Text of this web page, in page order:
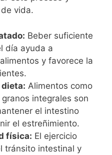
vida.
Beber suficiente
día ayuda a
y favorece la
Alimentos como
integrales son
el intestino
el estreñimiento.
física: El ejercicio
tránsito intestinal y